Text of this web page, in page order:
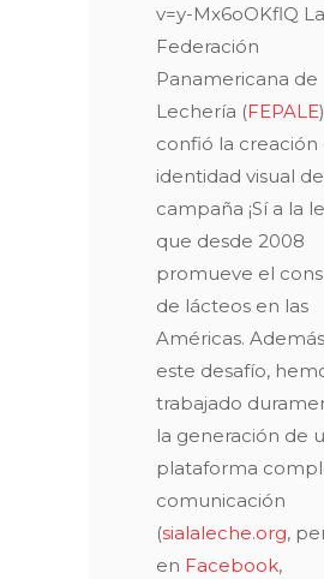
v=y-Mx6oOKflQ La
Federación
Panamericana de
Lechería (FEPALE
confió la creación
identidad visual
campaña ¡Sí a la
que desde 2008
promueve el
de lácteos en las
Américas.
este desafío,
trabajado
la generación de
plataforma
comunicación
(sialaleche.org,
en Facebook,